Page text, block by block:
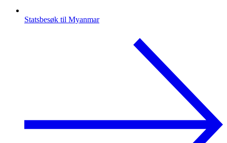
Statsbesøk til Myanmar